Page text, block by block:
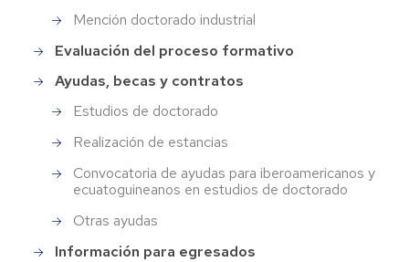
Mención doctorado industrial
Evaluación del proceso formativo
Ayudas, becas y contratos
Estudios de doctorado
Realización de estancias
Convocatoria de ayudas para iberoamericanos y
ecuatoguineanos en estudios de doctorado
Otras ayudas
Información para egresados